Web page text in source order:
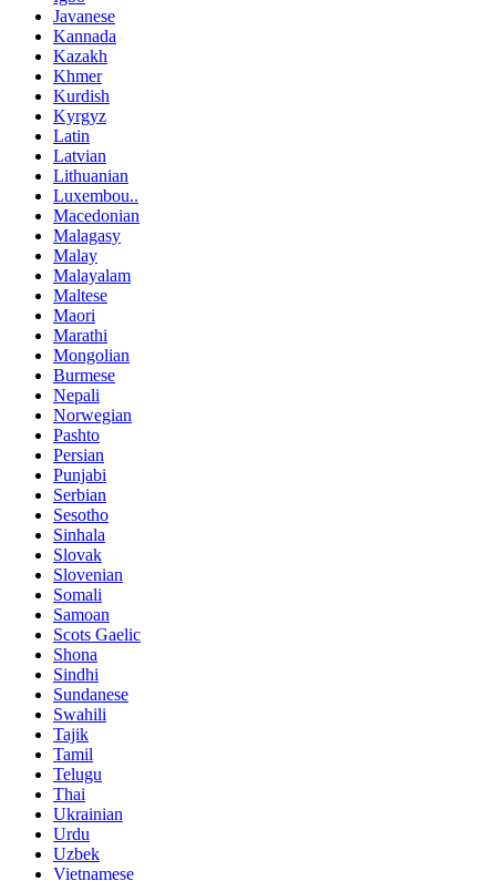
Javanese
Kannada
Kazakh
Khmer
Kurdish
Kyrgyz
Latin
Latvian
Lithuanian
Luxembou..
Macedonian
Malagasy
Malay
Malayalam
Maltese
Maori
Marathi
Mongolian
Burmese
Nepali
Norwegian
Pashto
Persian
Punjabi
Serbian
Sesotho
Sinhala
Slovak
Slovenian
Somali
Samoan
Scots Gaelic
Shona
Sindhi
Sundanese
Swahili
Tajik
Tamil
Telugu
Thai
Ukrainian
Urdu
Uzbek
Vietnamese